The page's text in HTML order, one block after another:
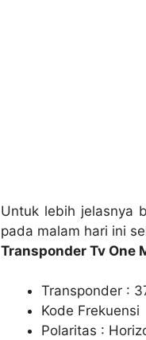
Untuk lebih jelasnya
pada malam hari ini
Transponder Tv One
Transponder :
Kode
Polaritas :